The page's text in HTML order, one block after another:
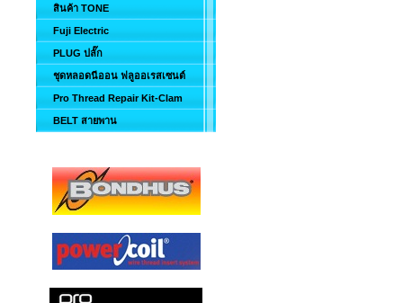
สินค้า TONE
Fuji Electric
PLUG ปลั๊ก
ชุดหลอดนีออน ฟลูออเรสเซนต์
Pro Thread Repair Kit-Clam
BELT สายพาน